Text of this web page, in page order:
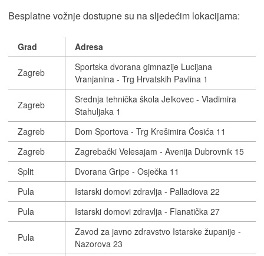
Besplatne vožnje dostupne su na sljedećim lokacijama:
Grad Adresa
Zagreb
Sportska dvorana gimnazije Lucijana
Vranjanina - Trg Hrvatskih Pavlina 1
Zagreb
Srednja tehnička škola Jelkovec - Vladimira
Stahuljaka 1
Zagreb
Dom Sportova - Trg Krešimira Ćosića 11
Zagreb
Zagrebački Velesajam - Avenija Dubrovnik 15
Split
Dvorana Gripe - Osječka 11
Pula
Istarski domovi zdravlja - Palladiova 22
Pula
Istarski domovi zdravlja - Flanatička 27
Pula
Zavod za javno zdravstvo Istarske županije -
Nazorova 23